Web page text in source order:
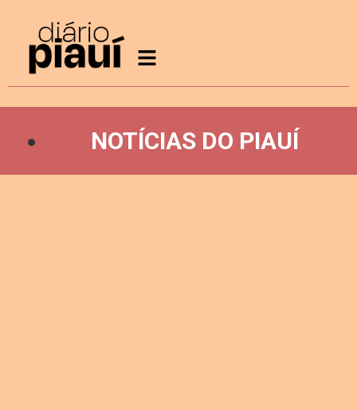
NOTÍCIAS DO PIAUÍ